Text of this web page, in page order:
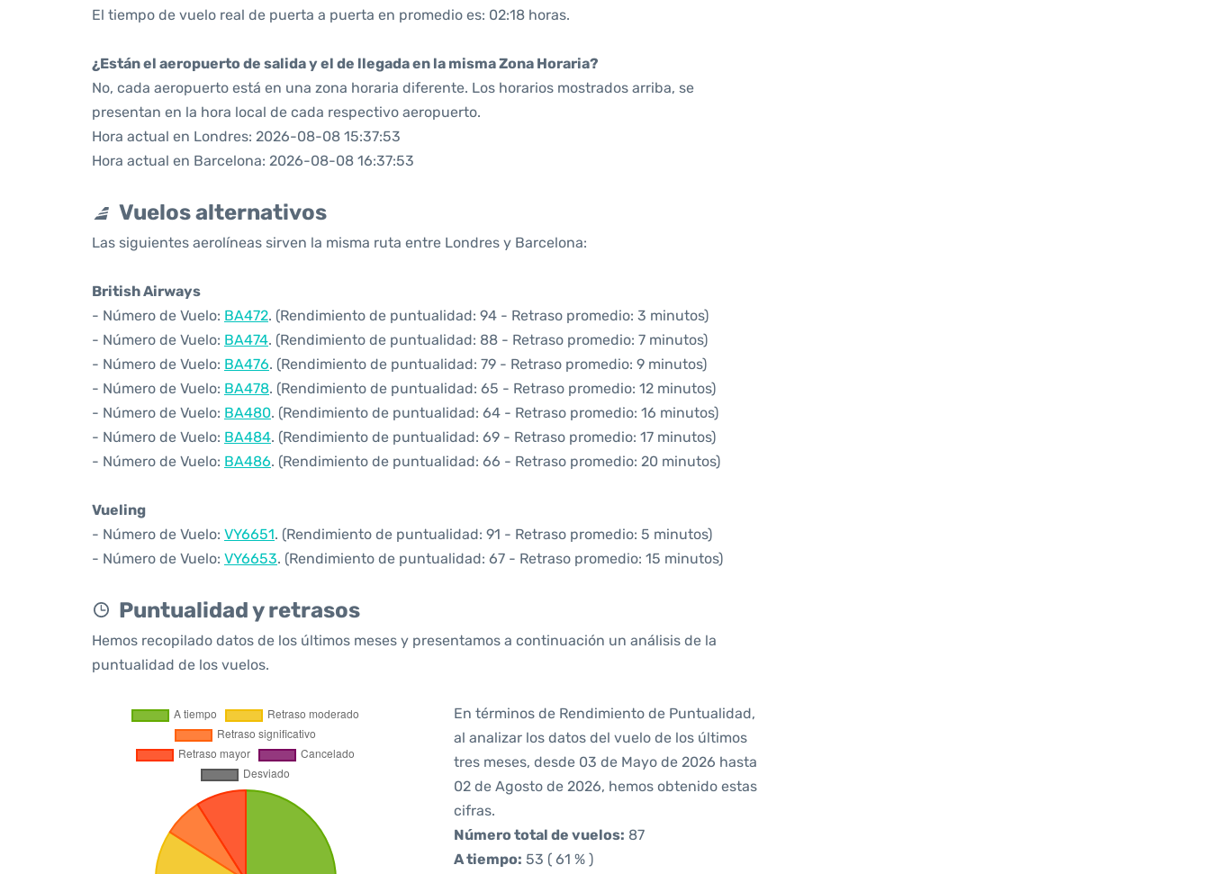
El tiempo de vuelo real de puerta a puerta en promedio es: 02:18 horas.
¿Están el aeropuerto de salida y el de llegada en la misma Zona Horaria?
No, cada aeropuerto está en una zona horaria diferente. Los horarios mostrados arriba, se
presentan en la hora local de cada respectivo aeropuerto.
Hora actual en Londres: 2026-08-08 15:37:53
Hora actual en Barcelona: 2026-08-08 16:37:53
Vuelos alternativos
Las siguientes aerolíneas sirven la misma ruta entre Londres y Barcelona:
British Airways
- Número de Vuelo: BA472. (Rendimiento de puntualidad: 94 - Retraso promedio: 3 minutos)
- Número de Vuelo: BA474. (Rendimiento de puntualidad: 88 - Retraso promedio: 7 minutos)
- Número de Vuelo: BA476. (Rendimiento de puntualidad: 79 - Retraso promedio: 9 minutos)
- Número de Vuelo: BA478. (Rendimiento de puntualidad: 65 - Retraso promedio: 12 minutos)
- Número de Vuelo: BA480. (Rendimiento de puntualidad: 64 - Retraso promedio: 16 minutos)
- Número de Vuelo: BA484. (Rendimiento de puntualidad: 69 - Retraso promedio: 17 minutos)
- Número de Vuelo: BA486. (Rendimiento de puntualidad: 66 - Retraso promedio: 20 minutos)
Vueling
- Número de Vuelo: VY6651. (Rendimiento de puntualidad: 91 - Retraso promedio: 5 minutos)
- Número de Vuelo: VY6653. (Rendimiento de puntualidad: 67 - Retraso promedio: 15 minutos)
Puntualidad y retrasos
Hemos recopilado datos de los últimos meses y presentamos a continuación un análisis de la
puntualidad de los vuelos.
En términos de Rendimiento de Puntualidad,
al analizar los datos del vuelo de los últimos
tres meses, desde 03 de Mayo de 2026 hasta
02 de Agosto de 2026, hemos obtenido estas
cifras.
Número total de vuelos: 87
A tiempo: 53 ( 61 % )